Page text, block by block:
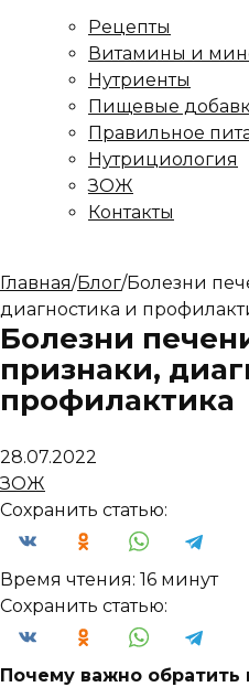
Рецепты
Витамины и
Нутриенты
Пищевые
Правильное
Нутрициология
ЗОЖ
Контакты
Главная/Блог/Болезни
диагностика и
Болезни
признаки,
профилактика
28.07.2022
ЗОЖ
Сохранить статью:
Время чтения: 16 минут
Сохранить статью:
Почему важно обратить